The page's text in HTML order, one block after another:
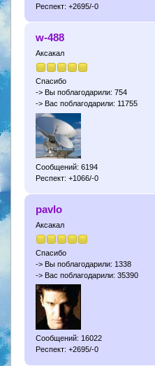
Респект: +2695/-0
w-488
Аксакал
Спасибо
-> Вы поблагодарили: 754
-> Вас поблагодарили: 11755
Сообщений: 6194
Респект: +1066/-0
pavlo
Аксакал
Спасибо
-> Вы поблагодарили: 1338
-> Вас поблагодарили: 35390
Сообщений: 16022
Респект: +2695/-0